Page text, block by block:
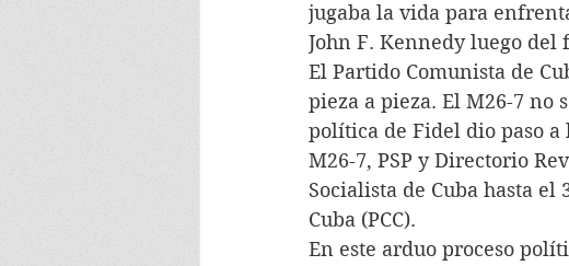
jugaba la vida para
John F. Kennedy luego del
El Partido Comunista de
pieza a pieza. El M26-7 no
política de Fidel dio paso a
M26-7, PSP y Directorio
Socialista de Cuba hasta
Cuba (PCC).
En este arduo proceso